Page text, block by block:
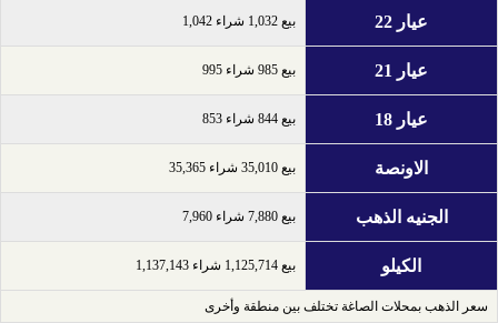
عيار 22 بيع 1,032 شراء 1,042
عيار 21 بيع 985 شراء 995
عيار 18 بيع 844 شراء 853
الاونصة بيع 35,010 شراء 35,365
الجنيه الذهب بيع 7,880 شراء 7,960
الكيلو بيع 1,125,714 شراء 1,137,143
سعر الذهب بمحلات الصاغة تختلف بين منطقة وأخرى